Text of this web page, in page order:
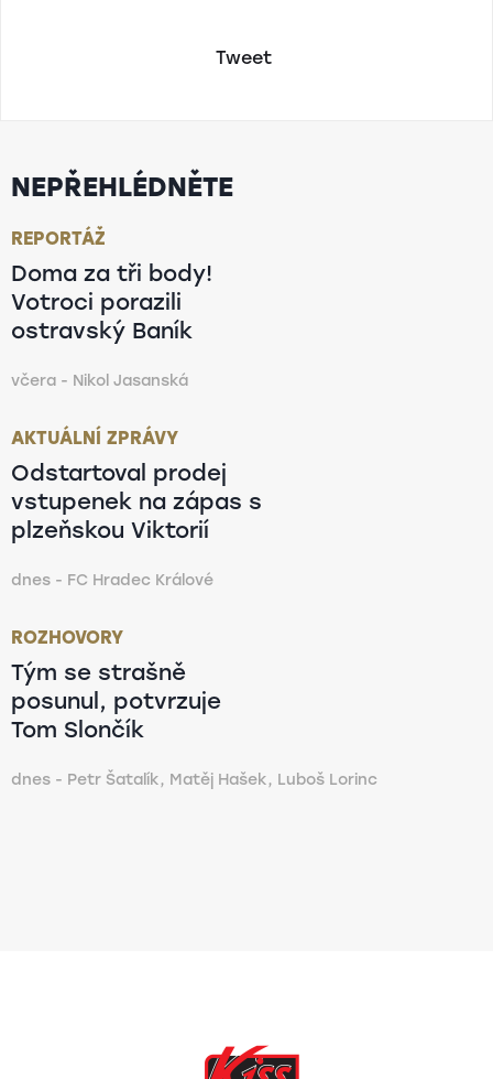
Tweet
NEPŘEHLÉDNĚTE
REPORTÁŽ
Doma za tři body!
Votroci porazili
ostravský Baník
včera - Nikol Jasanská
AKTUÁLNÍ ZPRÁVY
Odstartoval prodej
vstupenek na zápas s
plzeňskou Viktorií
dnes - FC Hradec Králové
ROZHOVORY
Tým se strašně
posunul, potvrzuje
Tom Slončík
dnes - Petr Šatalík, Matěj Hašek, Luboš Lorinc